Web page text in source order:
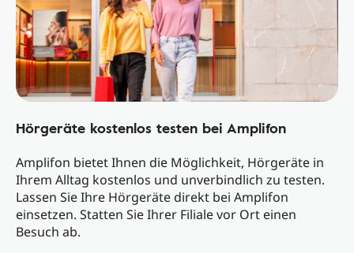
Hörgeräte kostenlos testen bei Amplifon
Amplifon bietet Ihnen die Möglichkeit, Hörgeräte in
Ihrem Alltag kostenlos und unverbindlich zu testen.
Lassen Sie Ihre Hörgeräte direkt bei Amplifon
einsetzen. Statten Sie Ihrer Filiale vor Ort einen
Besuch ab.